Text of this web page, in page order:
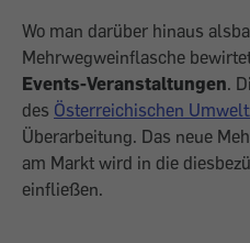
Wo man darüber hinaus
Mehrwegweinflasche
Events-Veranstaltun­gen.
des Österreichischen
Überarbei­tung. Das neue
am Markt wird in die
einfließen.